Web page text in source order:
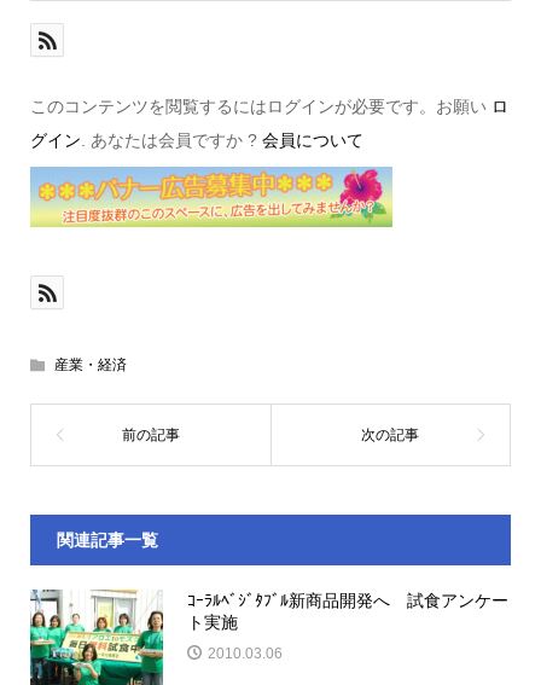
このコンテンツを閲覧するにはログインが必要です。お願い ロ
グイン . あなたは会員ですか ? 会員について
産業・経済
関連記事一覧
ｺｰﾗﾙﾍﾞｼﾞﾀﾌﾞﾙ新商品開発へ 試食アンケー
ト実施
2010.03.06